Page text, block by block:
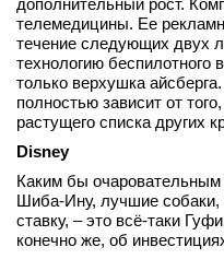
дополнительный рост.
телемедицины. Ее
течение следующих двух
технологию беспилотного
только верхушка
полностью зависит от
растущего списка других
Disney
Каким бы
Шиба-Ину, лучшие собаки,
ставку, – это всё-таки
конечно же, об